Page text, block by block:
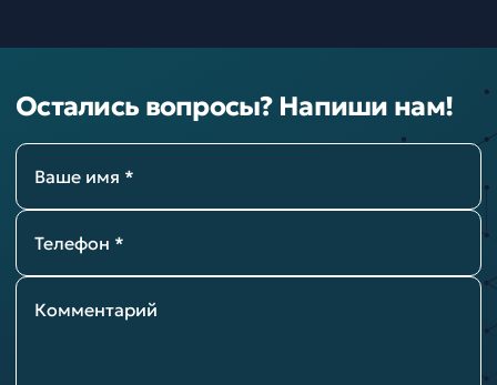
Остались вопросы? Напиши нам!
Ваше имя *
Телефон *
Комментарий